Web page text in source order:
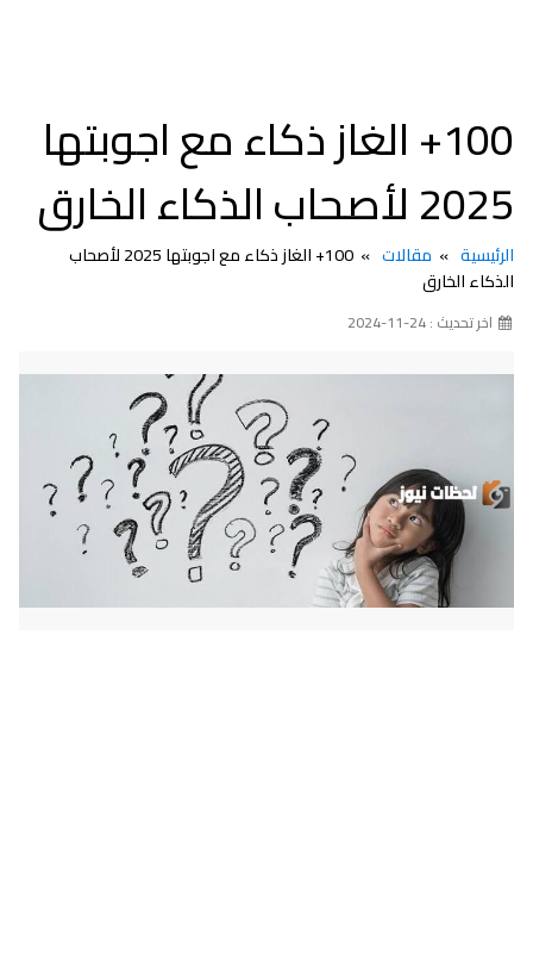
100+ الغاز ذكاء مع اجوبتها
2025 لأصحاب الذكاء الخارق
الرئيسية مقالات
100+ الغاز ذكاء مع اجوبتها 2025 لأصحاب
الذكاء الخارق
اخر تحديث : 24-11-2024